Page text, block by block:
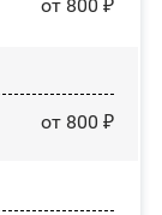
от 800 ₽
от 800 ₽